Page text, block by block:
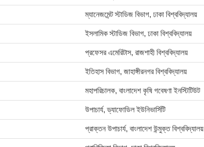
ম্যানেজমেন্ট স্টাডিজ বিভাগ, ঢাকা বিশ্ববিদ্যালয়
ইসলামিক স্টাডিজ বিভাগ, ঢাকা বিশ্ববিদ্যালয়
প্রফেসর এমেরিটাস, রাজশাহী বিশ্ববিদ্যালয়
ইতিহাস বিভাগ, জাহাঙ্গীরনগর বিশ্ববিদ্যালয়
মহাপরিচালক, বাংলাদেশ কৃষি গবেষণা ইনস্টিটিউট
উপাচার্য, ড্যাফোডিল ইউনিভার্সিটি
প্রাক্তন উপাচার্য, বাংলাদেশ উন্মুক্ত বিশ্ববিদ্যালয়